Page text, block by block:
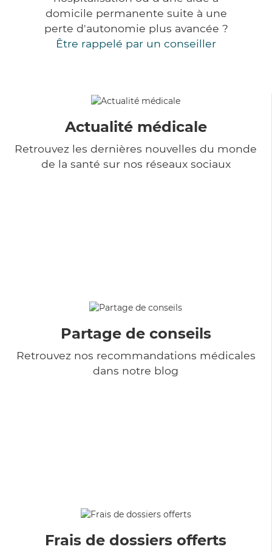
domicile permanente suite à une
perte d'autonomie plus avancée ?
Être rappelé par un conseiller
Actualité médicale
Retrouvez les dernières nouvelles du monde
de la santé sur nos réseaux sociaux
Partage de conseils
Retrouvez nos recommandations médicales
dans notre blog
Frais de dossiers offerts